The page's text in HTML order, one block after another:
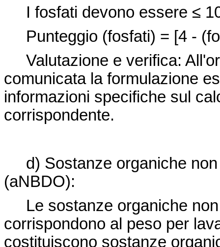
I fosfati devono essere ≤
Punteggio (fosfati) = [4 -
Valutazione e verifica:
comunicata la formulazione
informazioni specifiche sul
corrispondente.
d) Sostanze organiche non
(aNBDO):
Le sostanze organiche non
corrispondono al peso per
costituiscono sostanze